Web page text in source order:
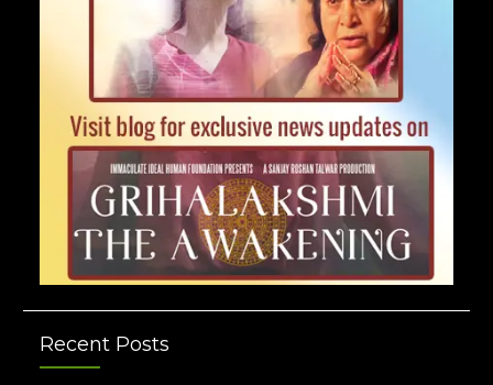
Recent Posts